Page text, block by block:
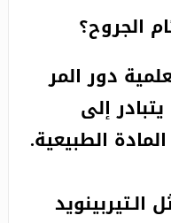
الجروح؟
دور المر
إلى
الطبيعية.